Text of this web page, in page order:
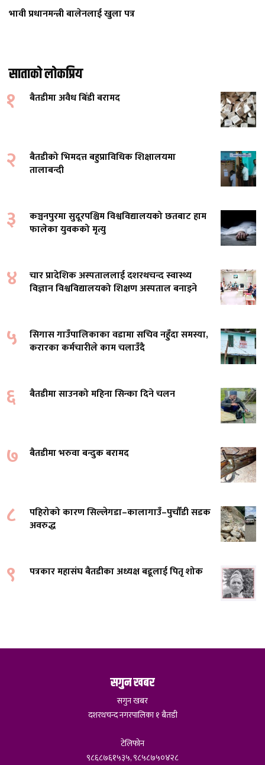
भावी प्रधानमन्त्री बालेनलाई खुला पत्र
साताको लोकप्रिय
१ बैतडीमा अवैध बिँडी बरामद
२
बैतडीको भिमदत्त बहुप्राविधिक शिक्षालयमा
तालाबन्दी
३
कञ्चनपुरमा सुदूरपश्चिम विश्वविद्यालयको छतबाट हाम
फालेका युवकको मृत्यु
४
चार प्रादेशिक अस्पताललाई दशरथचन्द स्वास्थ्य
विज्ञान विश्वविद्यालयको शिक्षण अस्पताल बनाइने
५
सिगास गाउँपालिकाका वडामा सचिव नहुँदा समस्या,
करारका कर्मचारीले काम चलाउँदै
६ बैतडीमा साउनको महिना सिन्का दिने चलन
७ बैतडीमा भरुवा बन्दुक बरामद
८
पहिरोको कारण सिल्लेगडा–कालागाउँ–पुर्चौंडी सडक
अवरुद्ध
९ पत्रकार महासंघ बैतडीका अध्यक्ष बडूलाई पितृ शोक
सगुन खबर
सगुन खबर
दशरथचन्द नगरपालिका १ बैतडी
टेलिफोन
९८६८७६१५३५, ९८५८७५०४२८